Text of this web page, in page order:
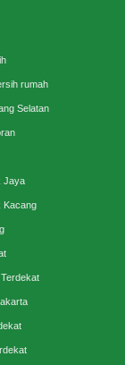
rumah
Selatan
Jaya
Kacang